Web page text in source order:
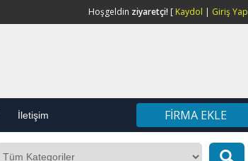
Hoşgeldin ziyaretçi! [ Kaydol | Giriş Yap
İletişim FIRMA EKLE